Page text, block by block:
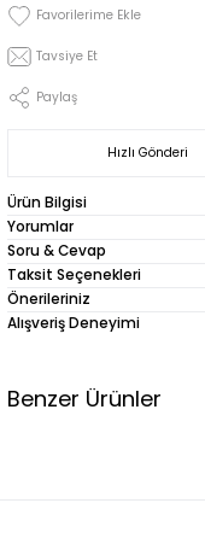
Tavsiye Et
Paylaş
Hızlı Gönderi
Ürün Bilgisi
Yorumlar
Soru & Cevap
Taksit Seçenekleri
Önerileriniz
Alışveriş Deneyimi
Benzer Ürünler